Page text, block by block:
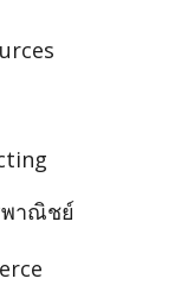
พาณิชย์